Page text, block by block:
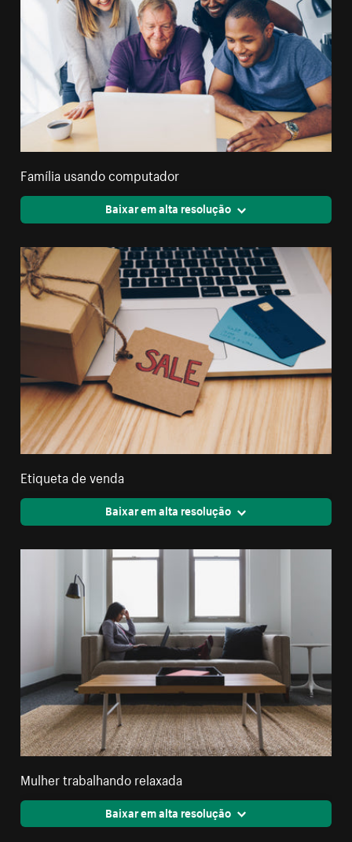
Família usando computador
Baixar em alta resolução
Etiqueta de venda
Baixar em alta resolução
Mulher trabalhando relaxada
Baixar em alta resolução